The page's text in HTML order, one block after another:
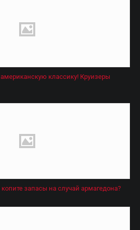
классику! Круизеры
запасы на случай армагедона?